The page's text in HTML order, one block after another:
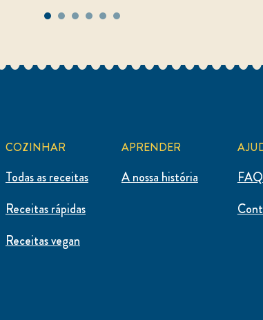
COZINHAR
Todas as receitas
Receitas rápidas
Receitas vegan
APRENDER
A nossa história